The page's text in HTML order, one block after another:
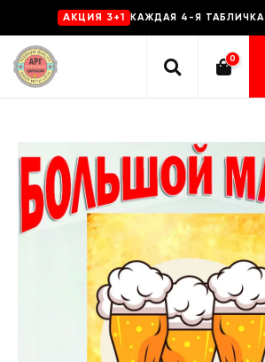
AKЦИЯ 3+1 КАЖДАЯ 4-Я ТАБЛИЧКА
0